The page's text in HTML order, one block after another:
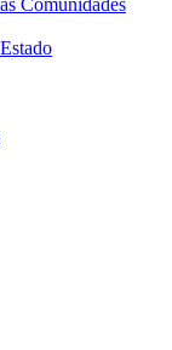
Comunidades